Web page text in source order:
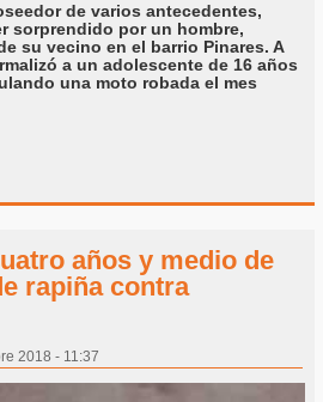
de varios antecedentes,
sorprendido por un hombre,
su vecino en el barrio Pinares. A
a un adolescente de 16 años
una moto robada el mes
años y medio de
rapiña contra
2018 - 11:37